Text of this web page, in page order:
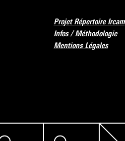
Projet Répertoire Ircam
Infos / Méthodologie
Mentions Légales